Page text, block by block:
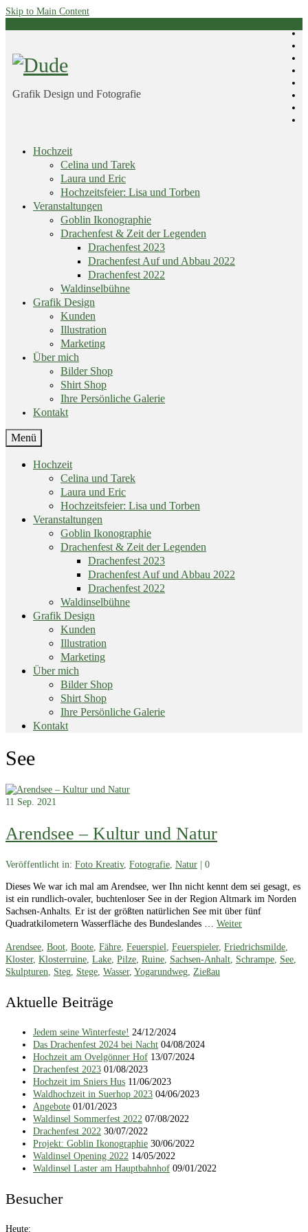
Skip to Main Content
Grafik Design und Fotografie
Hochzeit
Celina und Tarek
Laura und Eric
Hochzeitsfeier: Lisa und Torben
Veranstaltungen
Goblin Ikonographie
Drachenfest & Zeit der Legenden
Drachenfest 2023
Drachenfest Auf und Abbau 2022
Drachenfest 2022
Waldinselbühne
Grafik Design
Kunden
Illustration
Marketing
Über mich
Bilder Shop
Shirt Shop
Ihre Persönliche Galerie
Kontakt
End
of
Menü
Skip
Hochzeit
Celina und Tarek
Laura und Eric
Hochzeitsfeier: Lisa und Torben
Veranstaltungen
Goblin Ikonographie
Drachenfest & Zeit der Legenden
Drachenfest 2023
Drachenfest Auf und Abbau 2022
Drachenfest 2022
Waldinselbühne
Grafik Design
Kunden
Illustration
Marketing
Über mich
Bilder Shop
Shirt Shop
Ihre Persönliche Galerie
Kontakt
End
of
See
11 Sep. 2021
Arendsee – Kultur und Natur
Veröffentlicht in: Foto Kreativ, Fotografie, Natur 0
Dieses We war ich mal am Arendsee, wer Ihn nicht kennt dem sei gesagt, es
ist ein rundlich-ovaler, buchtenloser See in der Region Altmark im Norden
Sachsen-Anhalts. Er ist der größten natürlichen See mit über fünf
Quadratkilometern Wasserfläche des Bundeslandes … Weiter
Arendsee, Boot, Boote, Fähre, Feuerspiel, Feuerspieler, Friedrichsmilde,
Kloster, Klosterruine, Lake, Pilze, Ruine, Sachsen-Anhalt, Schrampe, See,
Skulpturen, Steg, Stege, Wasser, Yogarundweg, Zießau
Aktuelle Beiträge
Jedem seine Winterfeste! 24/12/2024
Das Drachenfest 2024 bei Nacht 04/08/2024
Hochzeit am Ovelgönner Hof 13/07/2024
Drachenfest 2023 01/08/2023
Hochzeit im Sniers Hus 11/06/2023
Waldhochzeit in Suerhop 2023 04/06/2023
Angebote 01/01/2023
Waldinsel Sommerfest 2022 07/08/2022
Drachenfest 2022 30/07/2022
Projekt: Goblin Ikonographie 30/06/2022
Waldinsel Opening 2022 14/05/2022
Waldinsel Laster am Hauptbahnhof 09/01/2022
Besucher
Heute: